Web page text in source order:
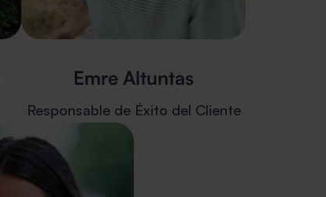
Emre Altuntas
Responsable de Éxito del Cliente